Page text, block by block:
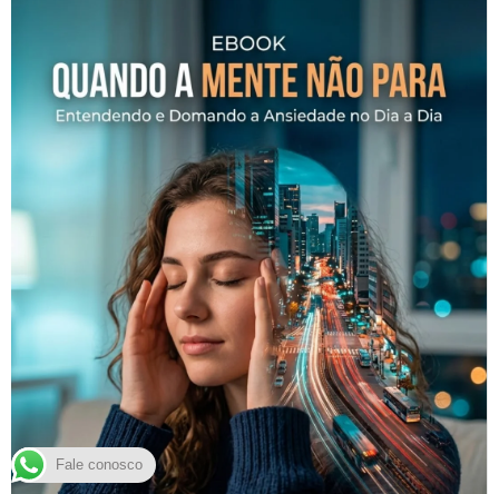
Fale conosco